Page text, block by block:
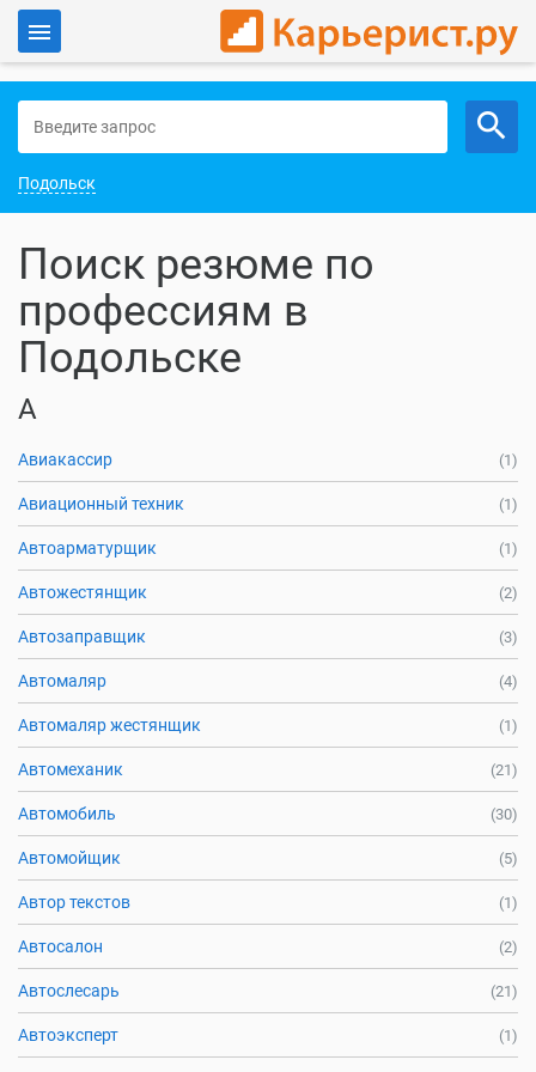
Работа в Подольске
Подольск
Поиск резюме по
профессиям в
Подольске
А
Авиакассир (1)
Авиационный техник (1)
Автоарматурщик (1)
Автожестянщик (2)
Автозаправщик (3)
Автомаляр (4)
Автомаляр жестянщик (1)
Автомеханик (21)
Автомобиль (30)
Автомойщик (5)
Автор текстов (1)
Автосалон (2)
Автослесарь (21)
Автоэксперт (1)